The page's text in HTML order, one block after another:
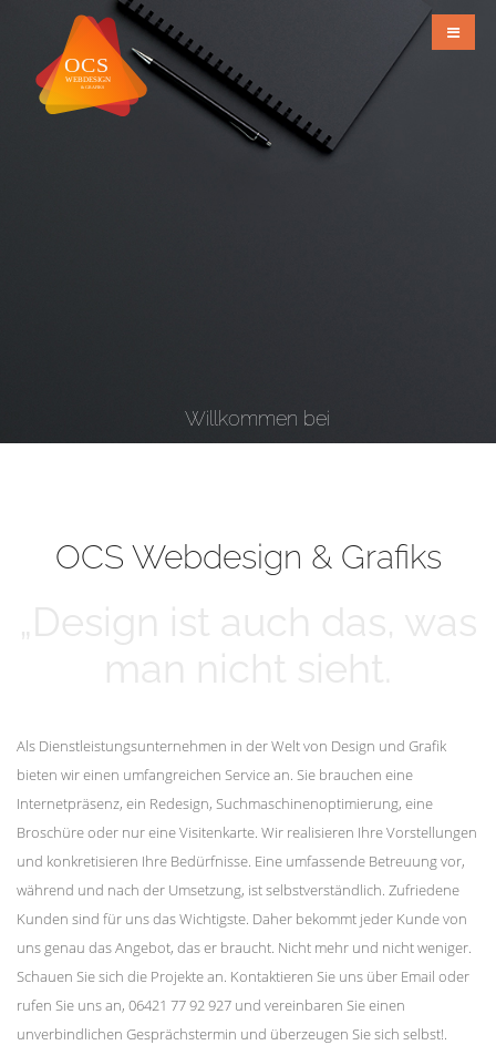
Willkommen bei
OCS Webdesign & Grafiks
Als Dienstleistungsunternehmen in der Welt von Design und Grafik
bieten wir einen umfangreichen Service an. Sie brauchen eine
Internetpräsenz, ein Redesign, Suchmaschinenoptimierung, eine
Broschüre oder nur eine Visitenkarte. Wir realisieren Ihre Vorstellungen
und konkretisieren Ihre Bedürfnisse. Eine umfassende Betreuung vor,
während und nach der Umsetzung, ist selbstverständlich. Zufriedene
Kunden sind für uns das Wichtigste. Daher bekommt jeder Kunde von
uns genau das Angebot, das er braucht. Nicht mehr und nicht weniger.
Schauen Sie sich die Projekte an. Kontaktieren Sie uns über Email oder
rufen Sie uns an, 06421 77 92 927 und vereinbaren Sie einen
unverbindlichen Gesprächstermin und überzeugen Sie sich selbst!.